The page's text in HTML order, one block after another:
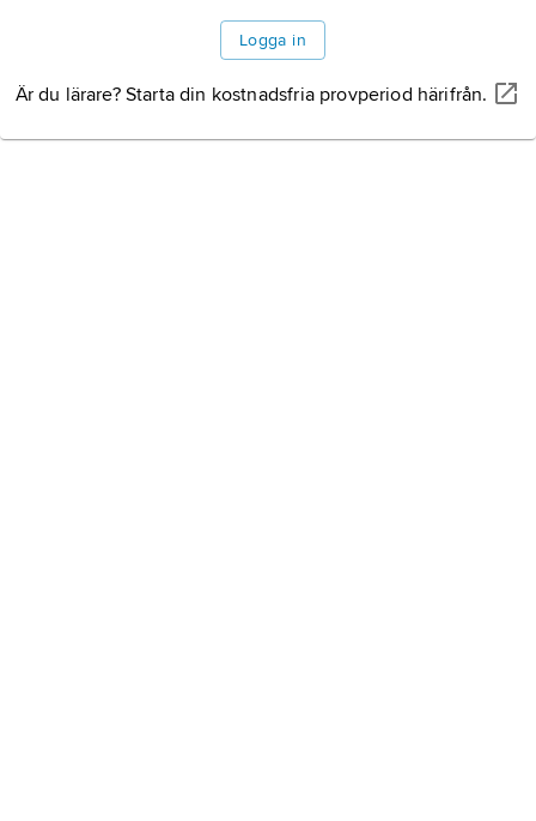
Logga in
Är du lärare? Starta din kostnadsfria provperiod härifrån.